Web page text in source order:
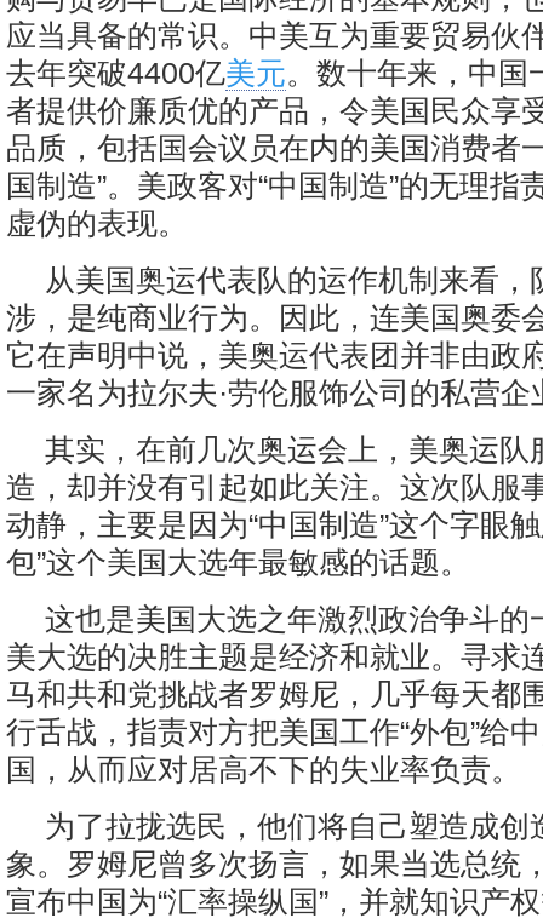
应当具备的常识。中美互为重要贸易伙
去年突破4400亿美元。数十年来，中国
者提供价廉质优的产品，令美国民众享
品质，包括国会议员在内的美国消费者
国制造”。美政客对“中国制造”的无理指
虚伪的表现。
从美国奥运代表队的运作机制来看，
涉，是纯商业行为。因此，连美国奥委
它在声明中说，美奥运代表团并非由政
一家名为拉尔夫·劳伦服饰公司的私营企
其实，在前几次奥运会上，美奥运队
造，却并没有引起如此关注。这次队服
动静，主要是因为“中国制造”这个字眼
包”这个美国大选年最敏感的话题。
这也是美国大选之年激烈政治争斗的
美大选的决胜主题是经济和就业。寻求
马和共和党挑战者罗姆尼，几乎每天都
行舌战，指责对方把美国工作“外包”给
国，从而应对居高不下的失业率负责。
为了拉拢选民，他们将自己塑造成创
象。罗姆尼曾多次扬言，如果当选总统
宣布中国为“汇率操纵国”，并就知识产